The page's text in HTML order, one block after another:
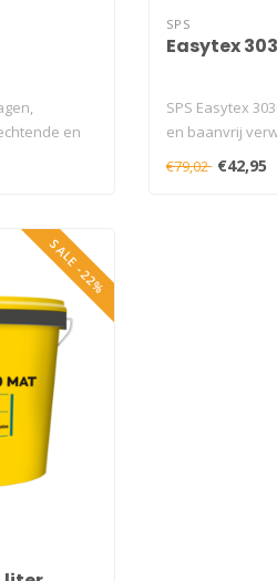
en
SPS
Easytex
SPS Easytex
en baanvrij
€79,02 €42,95
SALE -22%